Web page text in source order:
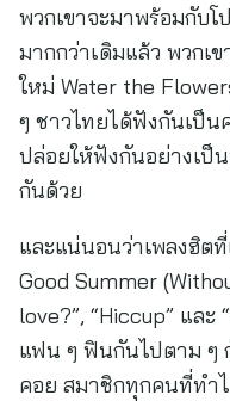
พวกเขาจะมาพร้อมกับ
มากกว่าเดิมแล้ว พวกเ
ใหม่ Water the
ๆ ชาวไทยได้ฟังกันเป็น
ปล่อยให้ฟังกันอย่างเป็
กันด้วย
และแน่นอนว่าเพลงฮิต
Good Summer
love?”, “Hiccup” แล
แฟน ๆ ฟินกันไปตาม ๆ
คอย สมาชิกทุกคนที่ทำไ